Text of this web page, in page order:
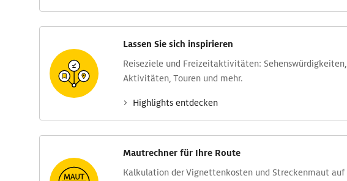
Lassen Sie sich inspirieren
Reise­ziele und Freizeit­aktivitäten: Sehens­würdig­keiten,
Aktivitäten, Touren und mehr.
Highlights entdecken
Mautrechner für Ihre Route
Kalkulation der Vignettenkosten und Streckenmaut auf